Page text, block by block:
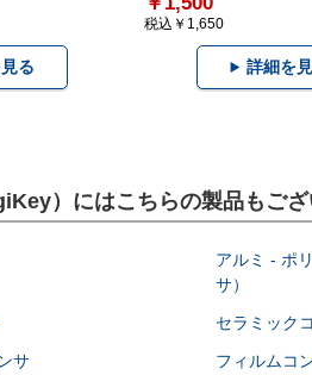
る
税込￥1,650
詳細を
）にはこちらの製品もござ
アルミ - ポ
サ）
セラミック
サ
フィルムコ